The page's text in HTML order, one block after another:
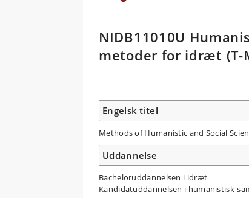
NIDB11010U
metoder for idræt (T-
Engelsk titel
Methods of Humanistic and Social
Uddannelse
Bacheloruddannelsen i idræt
Kandidatuddannelsen i humanistisk-